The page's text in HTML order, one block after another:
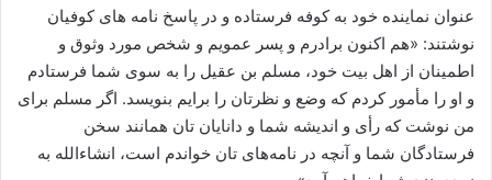
عنوان نماینده خود به کوفه فرستاده و در پاسخ نامه‌ های کوفیان
نوشتند: «هم اکنون برادرم و پسر عمویم و شخص مورد وثوق و
اطمینان از اهل بیت خود، مسلم‌ بن عقیل را به سوی شما فرستادم
و او را مأمور کردم که وضع و نظرتان را برایم بنویسد. اگر مسلم برای
من نوشت که رأی و اندیشه شما و دانایان تان همانند سخن
فرستادگان شما و آنچه در نامه‌های تان خواندم است، انشاءالله به